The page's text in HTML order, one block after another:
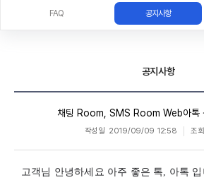
FAQ 공지사항
공지사항
채팅 Room, SMS Room Web아톡
작성일 2019/09/09 12:58 조회
고객님 안녕하세요 아주 좋은 톡, 아톡 입